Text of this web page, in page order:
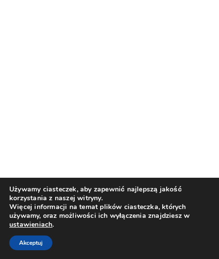
Używamy ciasteczek, aby zapewnić najlepszą jakość
korzystania z naszej witryny.
Więcej informacji na temat plików ciasteczka, których
używamy, oraz możliwości ich wyłączenia znajdziesz w
ustawieniach.
Akceptuj